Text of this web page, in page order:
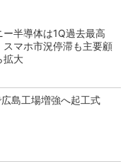
ー半導体は1Q過去最高
スマホ市況停滞も主要顧
拡大
島工場増強へ起工式